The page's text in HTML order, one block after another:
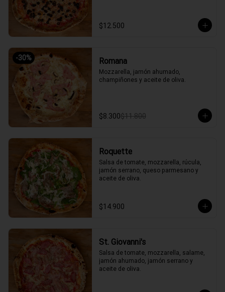
$12.500
-30% Romana
Mozzarella, jamón ahumado,
champiñones y aceite de oliva.
$8.300$11.800
Roquette
Salsa de tomate, mozzarella, rúcula,
jamón serrano, queso parmesano y
aceite de oliva.
$14.900
St. Giovanni's
Salsa de tomate, mozzarella, salame,
jamón ahumado, jamón serrano y
aceite de oliva.